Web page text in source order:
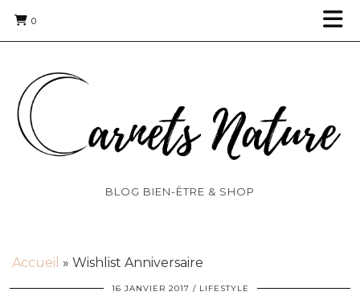
0
BLOG BIEN-ÊTRE & SHOP
Accueil » Wishlist Anniversaire
16 JANVIER 2017 LIFESTYLE